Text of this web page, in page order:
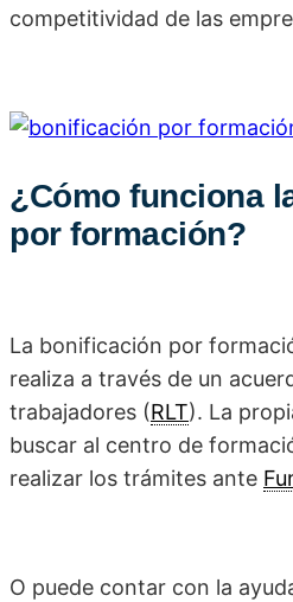
competitividad de las
¿Cómo funciona
por formación?
La bonificación por
realiza a través de un
trabajadores (RLT). La
buscar al centro de
realizar los trámites ante
O puede contar con la